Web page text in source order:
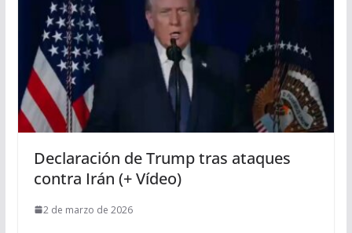
Declaración de Trump tras ataques
contra Irán (+ Vídeo)
2 de marzo de 2026